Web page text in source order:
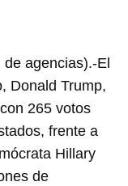
agencias).-El
Donald Trump,
265 votos
frente a
Hillary
de